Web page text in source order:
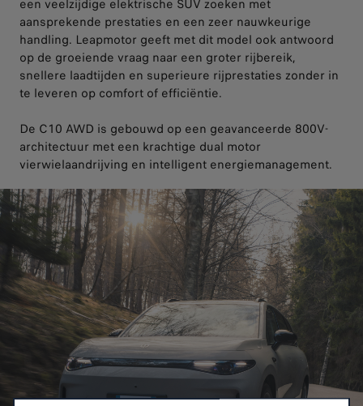
een veelzijdige elektrische SUV zoeken met
aansprekende prestaties en een zeer nauwkeurige
handling. Leapmotor geeft met dit model ook antwoord
op de groeiende vraag naar een groter rijbereik,
snellere laadtijden en superieure rijprestaties zonder in
te leveren op comfort of efficiëntie.
De C10 AWD is gebouwd op een geavanceerde 800V-
architectuur met een krachtige dual motor
vierwielaandrijving en intelligent energiemanagement.